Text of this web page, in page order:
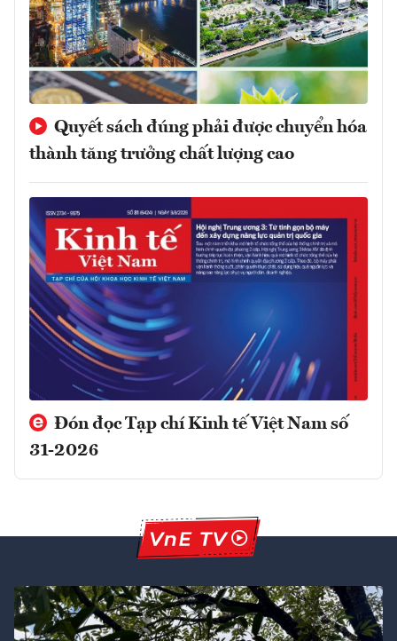
Quyết sách đúng phải được chuyển hóa
thành tăng trưởng chất lượng cao
Đón đọc Tạp chí Kinh tế Việt Nam số
31-2026